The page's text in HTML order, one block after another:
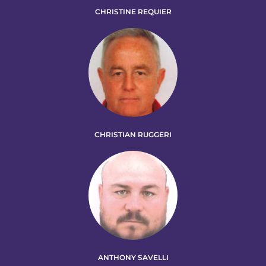
CHRISTINE REQUIER
CHRISTIAN RUGGERI
ANTHONY SAVELLI